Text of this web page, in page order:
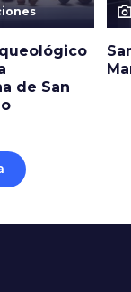
de San